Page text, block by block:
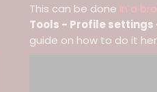
This can be done in a
Tools - Profile
guide on how to do it